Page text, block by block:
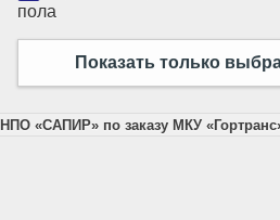
пола
Показать только
НПО «САПИР» по заказу МКУ